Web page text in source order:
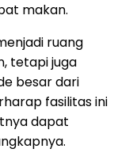
makan.
ruang
tetapi juga
besar dari
fasilitas ini
dapat